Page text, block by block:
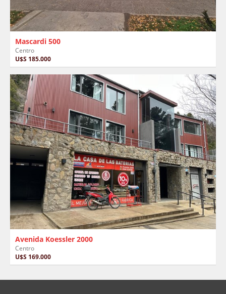
Mascardi 500
Centro
U$S 185.000
Avenida Koessler 2000
Centro
U$S 169.000